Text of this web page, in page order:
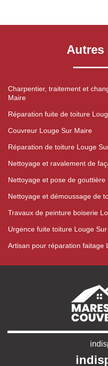
Autres
Charpentier, traitement et
Maire
Réparation fuite de toiture
Couvreur Louge Sur Maire
Réparation de toiture Louge
Nettoyage et ravalement de
Nettoyage et pose de
Nettoyage et démoussage de
Travaux de peinture boiserie
Urgence fuite toiture Louge
Artisan pour réparation faitage